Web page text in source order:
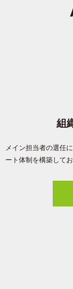
組
メイン担当者の選任
ート体制を構築してお